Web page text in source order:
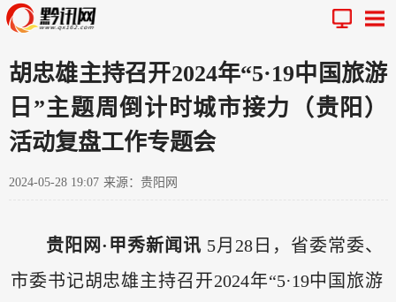
胡忠雄主持召开2024年“5·19中国旅游
日”主题周倒计时城市接力（贵阳）
活动复盘工作专题会
2024-05-28 19:07 来源：贵阳网
贵阳网·甲秀新闻讯 5月28日，省委常委、
市委书记胡忠雄主持召开2024年“5·19中国旅游